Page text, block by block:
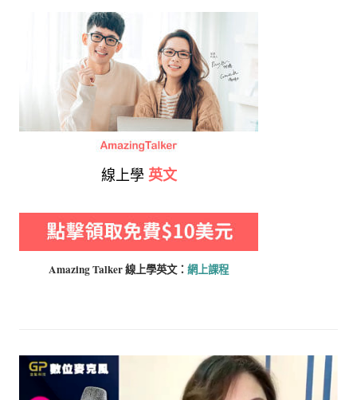
線上學 英文
Amazing Talker 線上學英文： 網上課程